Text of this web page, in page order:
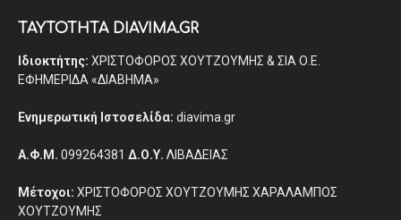
ΤΑΥΤΟΤΗΤΑ DIAVIMA.GR
Ιδιοκτήτης: ΧΡΙΣΤΟΦΟΡΟΣ ΧΟΥΤΖΟΥΜΗΣ & ΣΙΑ Ο.Ε.
ΕΦΗΜΕΡΙΔΑ «ΔΙΑΒΗΜΑ»
Ενημερωτική Ιστοσελίδα: diavima.gr
Α.Φ.Μ. 099264381 Δ.Ο.Υ. ΛΙΒΑΔΕΙΑΣ
Μέτοχοι: ΧΡΙΣΤΟΦΟΡΟΣ ΧΟΥΤΖΟΥΜΗΣ ΧΑΡΑΛΑΜΠΟΣ
ΧΟΥΤΖΟΥΜΗΣ